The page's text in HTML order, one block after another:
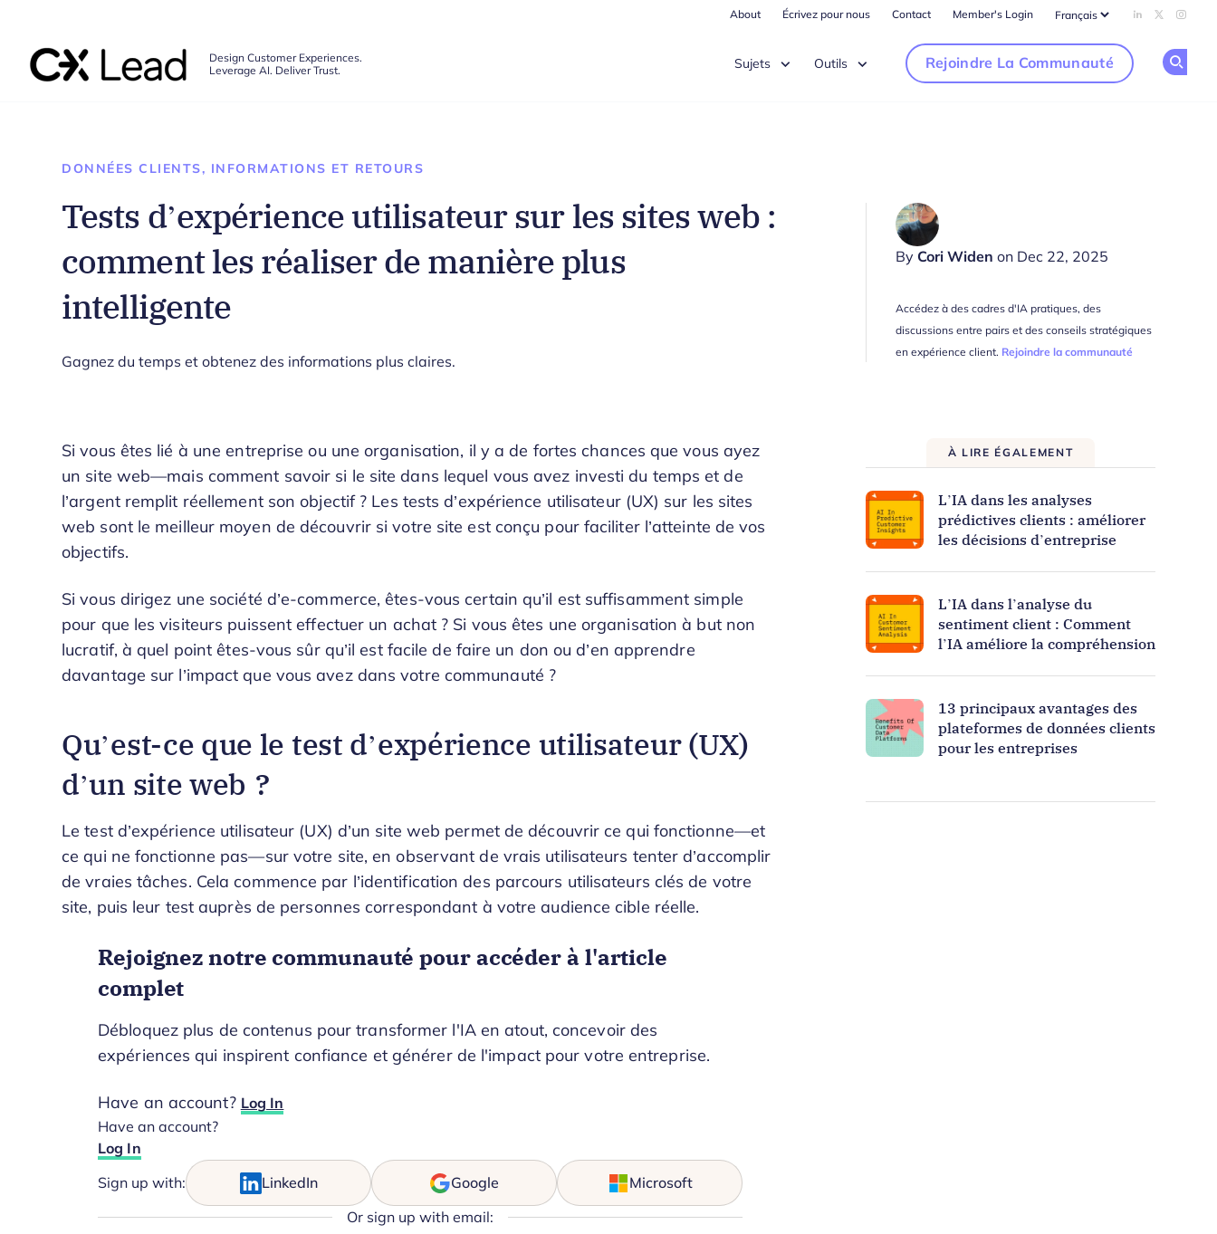
About Écrivez pour nous Contact Member's Login Add us on
Follow
Design Customer Experiences.
Leverage AI. Deliver Trust.
Sujets Outils Rejoindre La Communauté
DONNÉES CLIENTS, INFORMATIONS ET RETOURS
Tests d’expérience utilisateur sur les sites web :
comment les réaliser de manière plus
intelligente
By Cori Widen on Dec 22, 2025
Accédez à des cadres d'IA pratiques, des
discussions entre pairs et des conseils stratégiques
en expérience client. Rejoindre la communauté
Gagnez du temps et obtenez des informations plus claires.
Si vous êtes lié à une entreprise ou une organisation, il y a de fortes chances que vous ayez
un site web—mais comment savoir si le site dans lequel vous avez investi du temps et de
l’argent remplit réellement son objectif ? Les tests d’expérience utilisateur (UX) sur les sites
web sont le meilleur moyen de découvrir si votre site est conçu pour faciliter l’atteinte de vos
objectifs.
Si vous dirigez une société d’e-commerce, êtes-vous certain qu’il est suffisamment simple
pour que les visiteurs puissent effectuer un achat ? Si vous êtes une organisation à but non
lucratif, à quel point êtes-vous sûr qu’il est facile de faire un don ou d’en apprendre
davantage sur l’impact que vous avez dans votre communauté ?
Qu’est-ce que le test d’expérience utilisateur (UX)
d’un site web ?
Le test d’expérience utilisateur (UX) d’un site web permet de découvrir ce qui fonctionne—et
ce qui ne fonctionne pas—sur votre site, en observant de vrais utilisateurs tenter d’accomplir
de vraies tâches. Cela commence par l’identification des parcours utilisateurs clés de votre
site, puis leur test auprès de personnes correspondant à votre audience cible réelle.
Rejoignez notre communauté pour accéder à l'article
complet
Débloquez plus de contenus pour transformer l'IA en atout, concevoir des
expériences qui inspirent confiance et générer de l'impact pour votre entreprise.
Have an account? Log In
Have an account?
Log In
Sign up with: LinkedIn Google Microsoft
Or sign up with email:
À LIRE ÉGALEMENT
L’IA dans les analyses
prédictives clients : améliorer
les décisions d’entreprise
L’IA dans l’analyse du
sentiment client : Comment
l’IA améliore la compréhension
13 principaux avantages des
plateformes de données clients
pour les entreprises